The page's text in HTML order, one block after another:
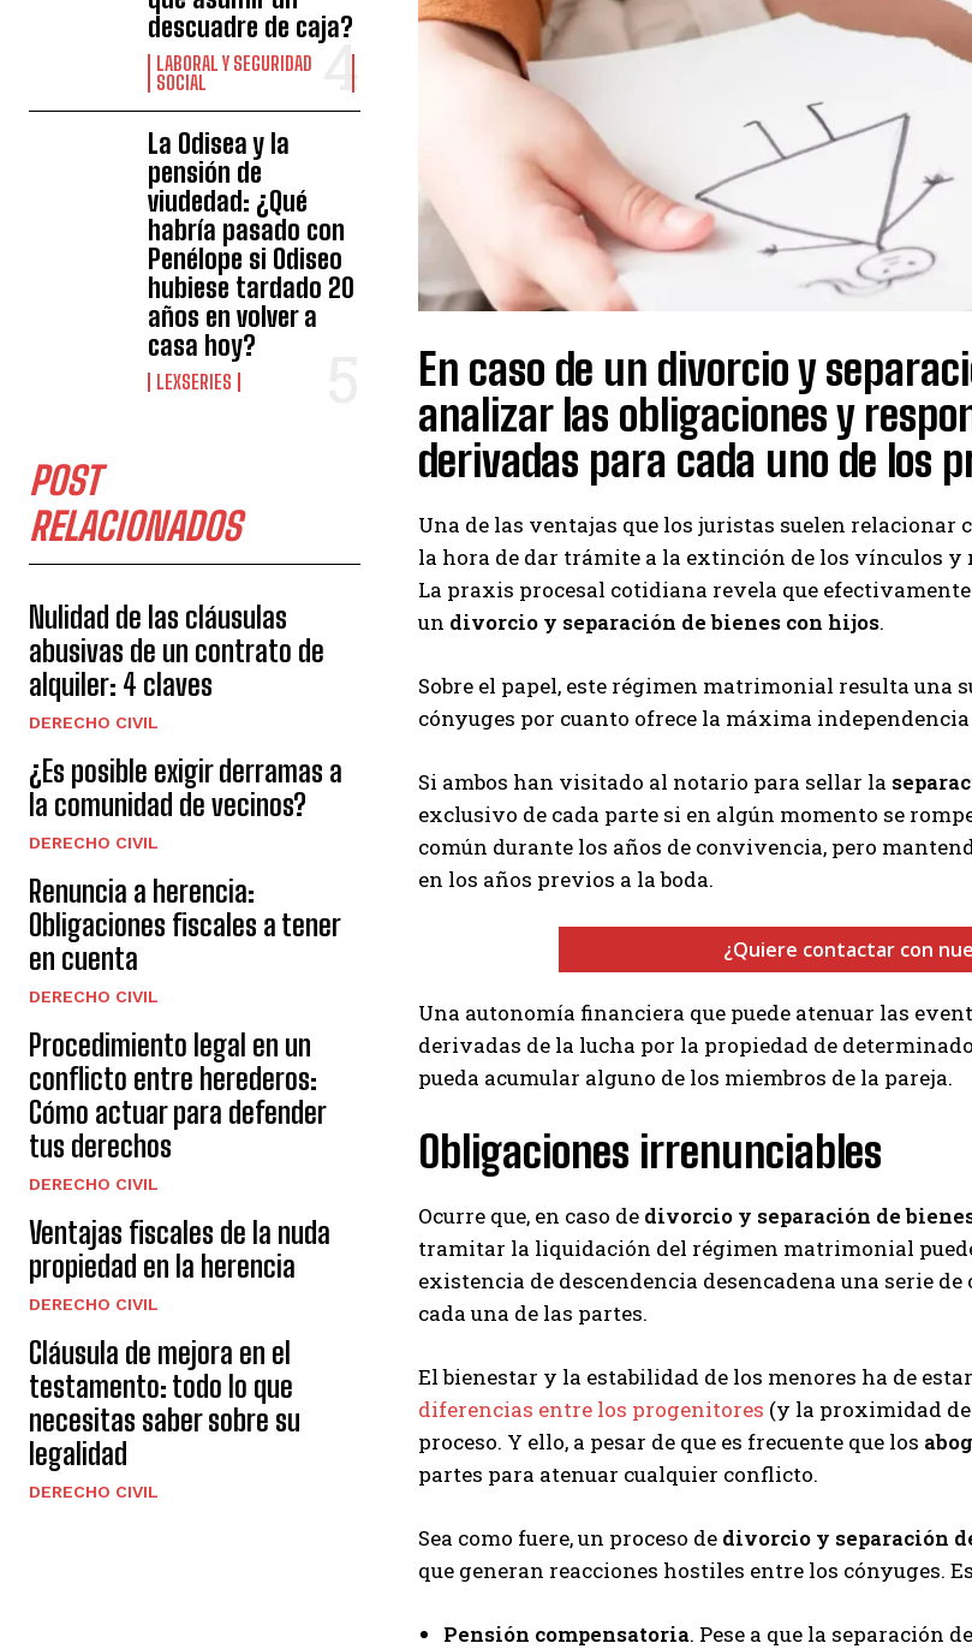
descuadre de caja?
LABORAL Y SEGURIDAD
SOCIAL
La Odisea y la
pensión de
viudedad: ¿Qué
habría pasado con
Penélope si Odiseo
hubiese tardado 20
años en volver a
casa hoy?
LEXSERIES
POST
RELACIONADOS
Nulidad de las cláusulas
abusivas de un contrato de
alquiler: 4 claves
DERECHO CIVIL
¿Es posible exigir derramas a
la comunidad de vecinos?
DERECHO CIVIL
Renuncia a herencia:
Obligaciones fiscales a tener
en cuenta
DERECHO CIVIL
Procedimiento legal en un
conflicto entre herederos:
Cómo actuar para defender
tus derechos
DERECHO CIVIL
Ventajas fiscales de la nuda
propiedad en la herencia
DERECHO CIVIL
Cláusula de mejora en el
testamento: todo lo que
necesitas saber sobre su
legalidad
DERECHO CIVIL
En caso de un divorcio y
analizar las obligaciones y
derivadas para cada uno de los
Una de las ventajas que los juristas suelen relacionar
la hora de dar trámite a la extinción de los vínculos
La praxis procesal cotidiana revela que efectivamente
un divorcio y separación de bienes con hijos.
Sobre el papel, este régimen matrimonial resulta una
cónyuges por cuanto ofrece la máxima
Si ambos han visitado al notario para sellar la
exclusivo de cada parte si en algún momento se
común durante los años de convivencia, pero
en los años previos a la boda.
¿Quiere contactar con
Una autonomía financiera que puede atenuar las
derivadas de la lucha por la propiedad de
pueda acumular alguno de los miembros de la pareja.
Obligaciones irrenunciables
Ocurre que, en caso de divorcio y separación de
tramitar la liquidación del régimen matrimonial
existencia de descendencia desencadena una serie
cada una de las partes.
El bienestar y la estabilidad de los menores ha de
diferencias entre los progenitores (y la proximidad
proceso. Y ello, a pesar de que es frecuente que los
partes para atenuar cualquier conflicto.
Sea como fuere, un proceso de divorcio y separación
que generan reacciones hostiles entre los cónyuges.
Pensión compensatoria. Pese a que la separación